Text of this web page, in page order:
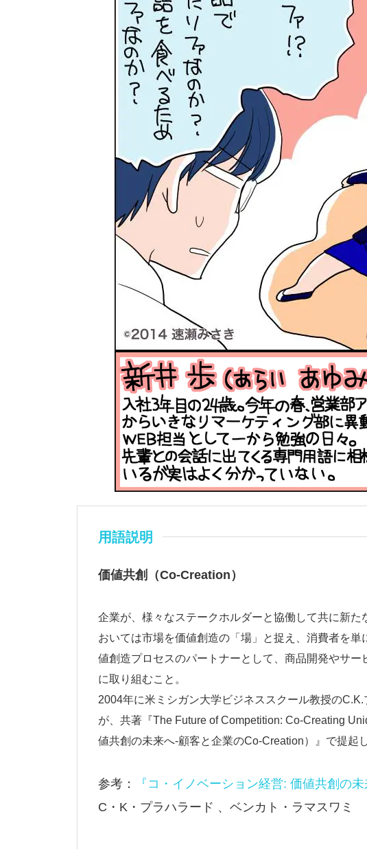
用語説明
価値共創（Co-Creation）
企業が、様々なステークホルダーと協働して共に新
おいては市場を価値創造の「場」と捉え、消費者を
値創造プロセスのパートナーとして、商品開発やサ
に取り組むこと。
2004年に米ミシガン大学ビジネススクール教授の
が、共著『The Future of Competition: Co-Creating
値共創の未来へ-顧客と企業のCo-Creation）』で提起
参考：
『コ・イノベーション経営: 価値共創の未
C・K・プラハラード 、ベンカト・ラマスワミ